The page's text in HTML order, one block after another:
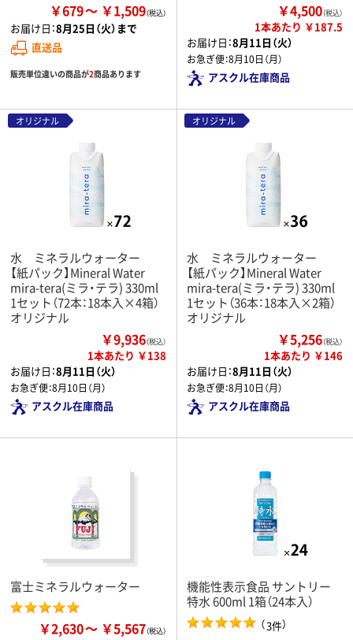
￥679 ￥1,509
お届け日：8月25日（火）まで
直送品
販売単位違いの商品が2商品あります
￥4,500（税込）
1本あたり ￥187.5
お届け日：8月11日（火）
お急ぎ便：8月10日（月）
アスクル在庫商品
オリジナル
水 ミネラルウォーター
【紙パック】Mineral Water
mira-tera(ミラ・テラ) 330ml
1セット（72本：18本入×4箱）
オリジナル
￥9,936（税込）
1本あたり ￥138
お届け日：8月11日（火）
お急ぎ便：8月10日（月）
アスクル在庫商品
オリジナル
水 ミネラルウォーター
【紙パック】Mineral Water
mira-tera(ミラ・テラ) 330ml
1セット（36本：18本入×2箱）
オリジナル
￥5,256（税込）
1本あたり ￥146
お届け日：8月11日（火）
お急ぎ便：8月10日（月）
アスクル在庫商品
富士ミネラルウォーター
￥2,630 ￥5,567
機能性表示食品 サントリー
特水 600ml 1箱（24本入）
（3件）